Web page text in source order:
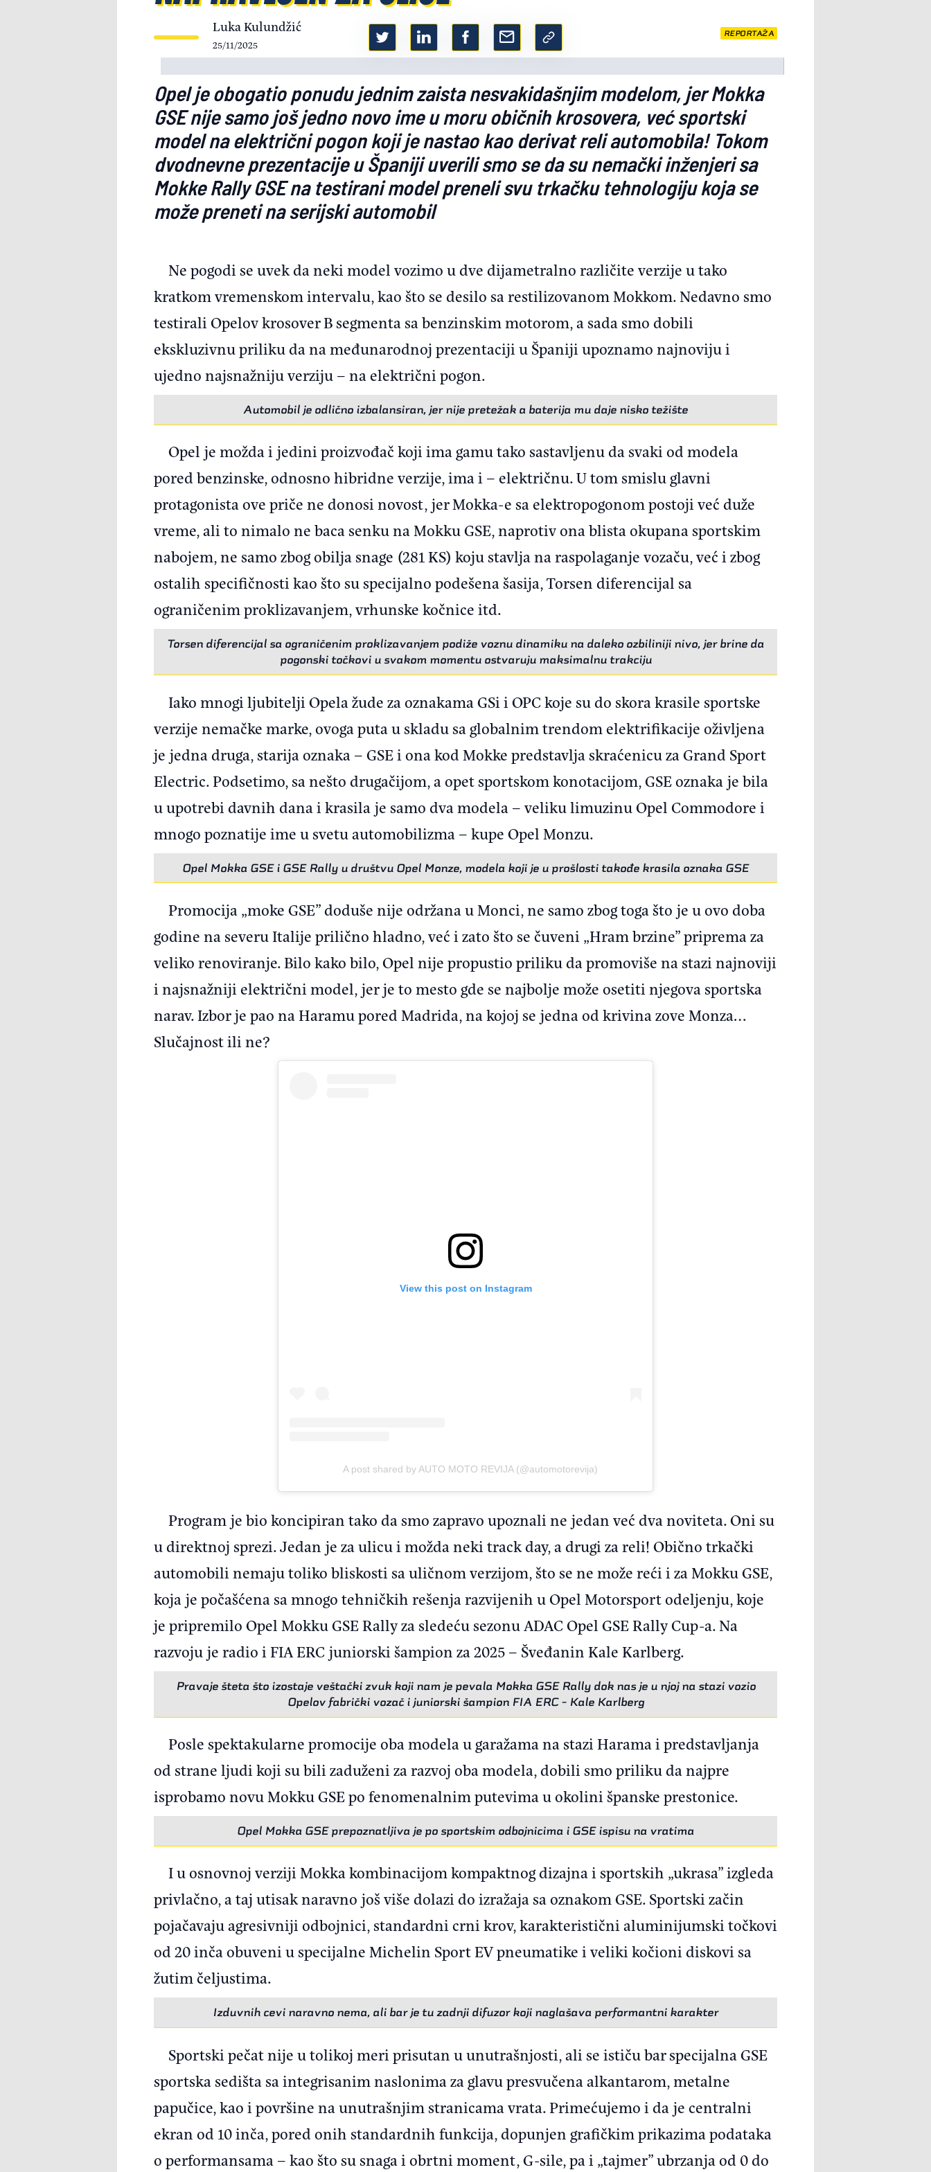
Luka Kulundžić
25/11/2025
REPORTAŽA
Opel je obogatio ponudu jednim zaista nesvakidašnjim modelom, jer Mokka
GSE nije samo još jedno novo ime u moru običnih krosovera, već sportski
model na električni pogon koji je nastao kao derivat reli automobila! Tokom
dvodnevne prezentacije u Španiji uverili smo se da su nemački inženjeri sa
Mokke Rally GSE na testirani model preneli svu trkačku tehnologiju koja se
može preneti na serijski automobil
Ne pogodi se uvek da neki model vozimo u dve dijametralno različite verzije u tako
kratkom vremenskom intervalu, kao što se desilo sa restilizovanom Mokkom. Nedavno smo
testirali Opelov krosover B segmenta sa benzinskim motorom, a sada smo dobili
ekskluzivnu priliku da na međunarodnoj prezentaciji u Španiji upoznamo najnoviju i
ujedno najsnažniju verziju – na električni pogon.
Automobil je odlično izbalansiran, jer nije pretežak a baterija mu daje nisko težište
Opel je možda i jedini proizvođač koji ima gamu tako sastavljenu da svaki od modela
pored benzinske, odnosno hibridne verzije, ima i – električnu. U tom smislu glavni
protagonista ove priče ne donosi novost, jer Mokka-e sa elektropogonom postoji već duže
vreme, ali to nimalo ne baca senku na Mokku GSE, naprotiv ona blista okupana sportskim
nabojem, ne samo zbog obilja snage (281 KS) koju stavlja na raspolaganje vozaču, već i zbog
ostalih specifičnosti kao što su specijalno podešena šasija, Torsen diferencijal sa
ograničenim proklizavanjem, vrhunske kočnice itd.
Torsen diferencijal sa ograničenim proklizavanjem podiže voznu dinamiku na daleko ozbiliniji nivo, jer brine da
pogonski točkovi u svakom momentu ostvaruju maksimalnu trakciju
Iako mnogi ljubitelji Opela žude za oznakama GSi i OPC koje su do skora krasile sportske
verzije nemačke marke, ovoga puta u skladu sa globalnim trendom elektrifikacije oživljena
je jedna druga, starija oznaka – GSE i ona kod Mokke predstavlja skraćenicu za Grand Sport
Electric. Podsetimo, sa nešto drugačijom, a opet sportskom konotacijom, GSE oznaka je bila
u upotrebi davnih dana i krasila je samo dva modela – veliku limuzinu Opel Commodore i
mnogo poznatije ime u svetu automobilizma – kupe Opel Monzu.
Opel Mokka GSE i GSE Rally u društvu Opel Monze, modela koji je u prošlosti takođe krasila oznaka GSE
Promocija „moke GSE” doduše nije održana u Monci, ne samo zbog toga što je u ovo doba
godine na severu Italije prilično hladno, već i zato što se čuveni „Hram brzine” priprema za
veliko renoviranje. Bilo kako bilo, Opel nije propustio priliku da promoviše na stazi najnoviji
i najsnažniji električni model, jer je to mesto gde se najbolje može osetiti njegova sportska
narav. Izbor je pao na Haramu pored Madrida, na kojoj se jedna od krivina zove Monza…
Slučajnost ili ne?
View this post on Instagram
A post shared by AUTO MOTO REVIJA (@automotorevija)
Program je bio koncipiran tako da smo zapravo upoznali ne jedan već dva noviteta. Oni su
u direktnoj sprezi. Jedan je za ulicu i možda neki track day, a drugi za reli! Obično trkački
automobili nemaju toliko bliskosti sa uličnom verzijom, što se ne može reći i za Mokku GSE,
koja je počašćena sa mnogo tehničkih rešenja razvijenih u Opel Motorsport odeljenju, koje
je pripremilo Opel Mokku GSE Rally za sledeću sezonu ADAC Opel GSE Rally Cup-a. Na
razvoju je radio i FIA ERC juniorski šampion za 2025 – Šveđanin Kale Karlberg.
Pravaje šteta što izostaje veštački zvuk koji nam je pevala Mokka GSE Rally dok nas je u njoj na stazi vozio
Opelov fabrički vozač i juniorski šampion FIA ERC - Kale Karlberg
Posle spektakularne promocije oba modela u garažama na stazi Harama i predstavljanja
od strane ljudi koji su bili zaduženi za razvoj oba modela, dobili smo priliku da najpre
isprobamo novu Mokku GSE po fenomenalnim putevima u okolini španske prestonice.
Opel Mokka GSE prepoznatljiva je po sportskim odbojnicima i GSE ispisu na vratima
I u osnovnoj verziji Mokka kombinacijom kompaktnog dizajna i sportskih „ukrasa” izgleda
privlačno, a taj utisak naravno još više dolazi do izražaja sa oznakom GSE. Sportski začin
pojačavaju agresivniji odbojnici, standardni crni krov, karakteristični aluminijumski točkovi
od 20 inča obuveni u specijalne Michelin Sport EV pneumatike i veliki kočioni diskovi sa
žutim čeljustima.
Izduvnih cevi naravno nema, ali bar je tu zadnji difuzor koji naglašava performantni karakter
Sportski pečat nije u tolikoj meri prisutan u unutrašnjosti, ali se ističu bar specijalna GSE
sportska sedišta sa integrisanim naslonima za glavu presvučena alkantarom, metalne
papučice, kao i površine na unutrašnjim stranicama vrata. Primećujemo i da je centralni
ekran od 10 inča, pored onih standardnih funkcija, dopunjen grafičkim prikazima podataka
o performansama – kao što su snaga i obrtni moment, G-sile, pa i „tajmer” ubrzanja od 0 do